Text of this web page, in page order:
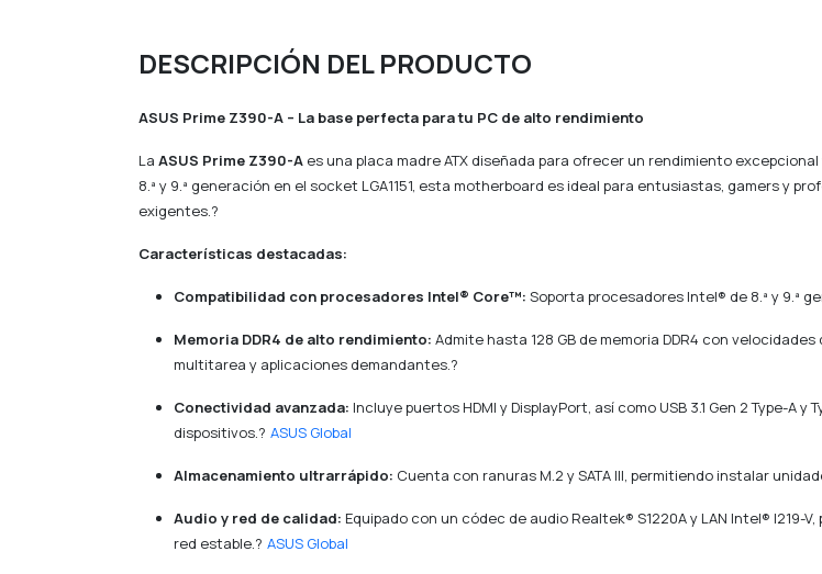
DESCRIPCIÓN DEL PRODUCTO
ASUS Prime Z390-A – La base perfecta para tu PC de alto rendimiento
La ASUS Prime Z390-A es una placa madre ATX diseñada para ofrecer un rendimiento
8.ª y 9.ª generación en el socket LGA1151, esta motherboard es ideal para entusiastas, gamers y
exigentes.?
Características destacadas:
Compatibilidad con procesadores Intel® Core™: Soporta procesadores Intel® de 8.ª y 9.ª
Memoria DDR4 de alto rendimiento: Admite hasta 128 GB de memoria DDR4 con
multitarea y aplicaciones demandantes.?
Conectividad avanzada: Incluye puertos HDMI y DisplayPort, así como USB 3.1 Gen 2 Type-
dispositivos.? ASUS Global
Almacenamiento ultrarrápido: Cuenta con ranuras M.2 y SATA III, permitiendo instalar
Audio y red de calidad: Equipado con un códec de audio Realtek® S1220A y LAN Intel®
red estable.? ASUS Global